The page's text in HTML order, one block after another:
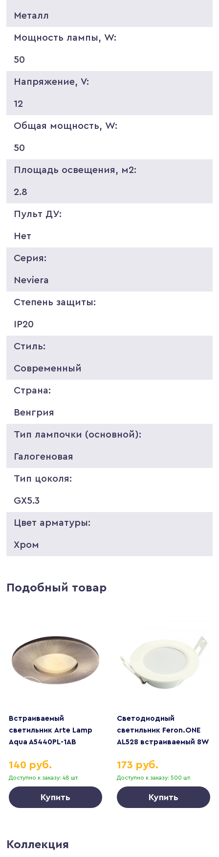
Металл
Мощность лампы, W:
50
Напряжение, V:
12
Общая мощность, W:
50
Площадь освещения, м2:
2.8
Пульт ДУ:
Нет
Серия:
Neviera
Степень защиты:
IP20
Стиль:
Современный
Страна:
Венгрия
Тип лампочки (основной):
Галогеновая
Тип цоколя:
GX5.3
Цвет арматуры:
Хром
Подобный товар
Встраиваемый
светильник Arte Lamp
Aqua A5440PL-1AB
Доступно к заказу: 48 шт.
140 руб.
Купить
Светодиодный
светильник Feron.ONE
AL528 встраиваемый 8W
Доступно к заказу: 500 шт.
173 руб.
Купить
Коллекция